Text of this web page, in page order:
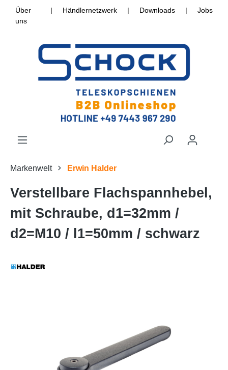
Über
uns
| Händlernetzwerk | Downloads | Jobs
Markenwelt Erwin Halder
Verstellbare Flachspannhebel,
mit Schraube, d1=32mm /
d2=M10 / l1=50mm / schwarz